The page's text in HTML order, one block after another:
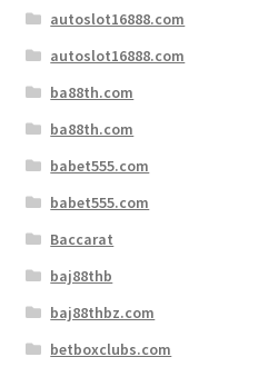
autoslot16888.com
autoslot16888.com
ba88th.com
ba88th.com
babet555.com
babet555.com
Baccarat
baj88thb
baj88thbz.com
betboxclubs.com